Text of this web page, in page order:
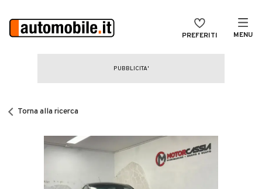
PREFERITI MENU
CERCA
Auto Nuove
Noleggio a lungo termine
Torna alla ricerca